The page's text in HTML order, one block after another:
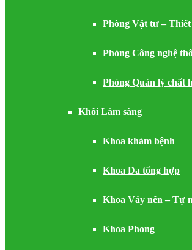
Phòng Vật tư – Thiết
Phòng Công nghệ
Phòng Quản lý chất
Khối Lâm sàng
Khoa khám bệnh
Khoa Da tổng hợp
Khoa Vảy nến – Tự
Khoa Phong